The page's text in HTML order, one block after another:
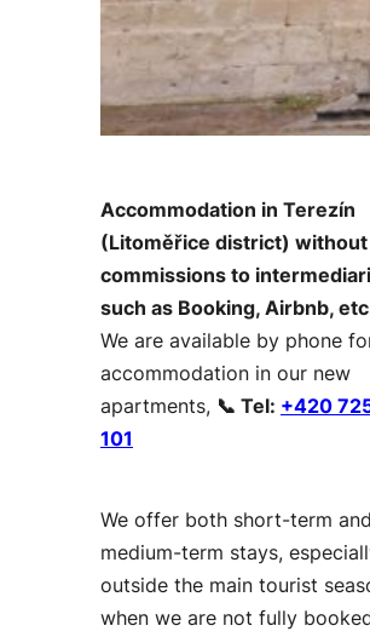
Accommodation in Terezín
(Litoměřice district) without
commissions to
such as Booking, Airbnb,
We are available by phone
accommodation in our new
apartments, 📞 Tel: +420
101
We offer both short-term and
medium-term stays,
outside the main tourist
when we are not fully